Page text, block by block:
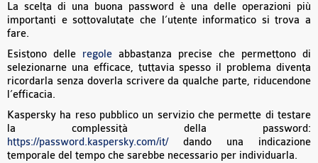
La scelta di una buona password è una delle operazioni più
importanti e sottovalutate che l’utente informatico si trova a
fare.
Esistono delle regole abbastanza precise che permettono di
selezionarne una efficace, tuttavia spesso il problema diventa
ricordarla senza doverla scrivere da qualche parte, riducendone
l’efficacia.
Kaspersky ha reso pubblico un servizio che permette di testare
la complessità della password:
https://password.kaspersky.com/it/dando una indicazione
temporale del tempo che sarebbe necessario per individuarla.